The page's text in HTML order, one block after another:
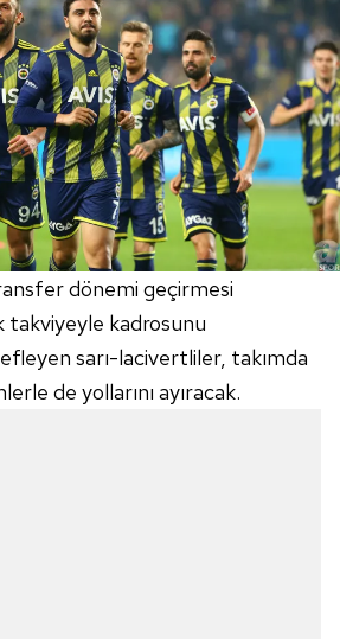
dönemi geçirmesi
takviyeyle kadrosunu
sarı-lacivertliler, takımda
de yollarını ayıracak.